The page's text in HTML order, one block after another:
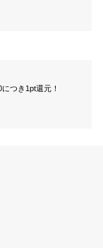
つき1pt還元！